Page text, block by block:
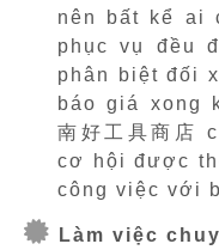
nên bất kể ai
phục vụ đều
phân biệt đối
báo giá xong
南好工具商店
cơ hội được
công việc với
Làm việc